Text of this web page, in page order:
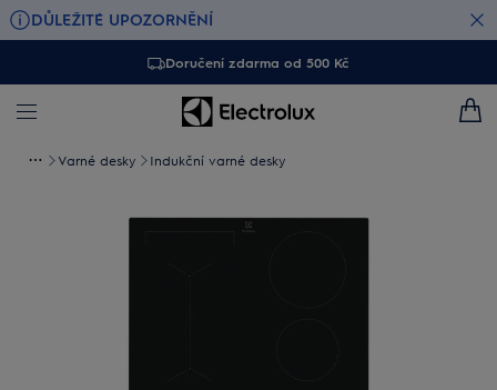
DŮLEŽITÉ UPOZORNĚNÍ
Doručení zdarma od 500 Kč
Varné desky Indukční varné desky